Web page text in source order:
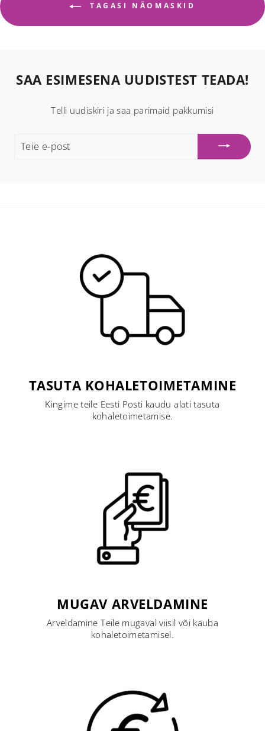
TAGASI NÄOMASKID
SAA ESIMESENA UUDISTEST TEADA!
Telli uudiskiri ja saa parimaid pakkumisi
TASUTA KOHALETOIMETAMINE
Kingime teile Eesti Posti kaudu alati tasuta
kohaletoimetamise.
MUGAV ARVELDAMINE
Arveldamine Teile mugaval viisil või kauba
kohaletoimetamisel.